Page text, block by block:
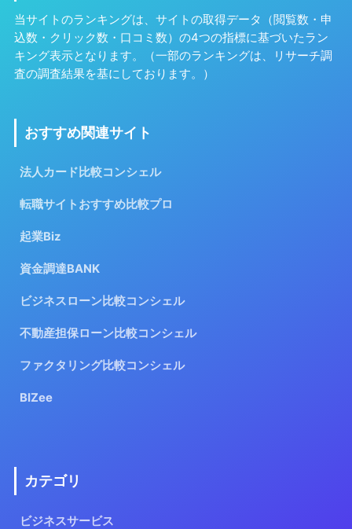
当サイトのランキングは、サイトの取得データ（閲覧数・申
込数・クリック数・口コミ数）の4つの指標に基づいたラン
キング表示となります。（一部のランキングは、リサーチ調
査の調査結果を基にしております。）
おすすめ関連サイト
法人カード比較コンシェル
転職サイトおすすめ比較プロ
起業Biz
資金調達BANK
ビジネスローン比較コンシェル
不動産担保ローン比較コンシェル
ファクタリング比較コンシェル
BIZee
カテゴリ
ビジネスサービス